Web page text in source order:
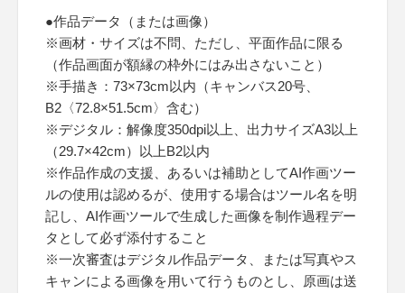
●作品データ（または画像）
※画材・サイズは不問、ただし、平面作品に限る
（作品画面が額縁の枠外にはみ出さないこと）
※手描き：73×73cm以内（キャンバス20号、
B2〈72.8×51.5cm〉含む）
※デジタル：解像度350dpi以上、出力サイズA3以上
（29.7×42cm）以上B2以内
※作品作成の支援、あるいは補助としてAI作画ツー
ルの使用は認めるが、使用する場合はツール名を明
記し、AI作画ツールで生成した画像を制作過程デー
タとして必ず添付すること
※一次審査はデジタル作品データ、または写真やス
キャンによる画像を用いて行うものとし、原画は送